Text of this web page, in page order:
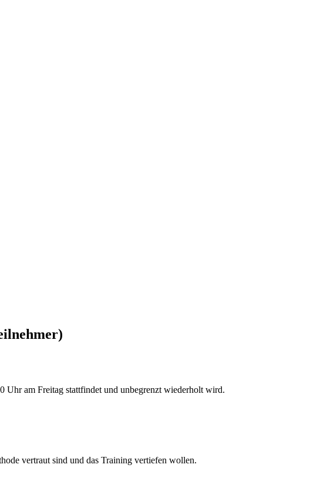
Uhr am Freitag stattfindet und unbegrenzt wiederholt wird.
vertraut sind und das Training vertiefen wollen.